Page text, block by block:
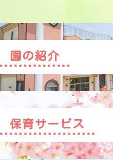
園の紹介
保育サービス